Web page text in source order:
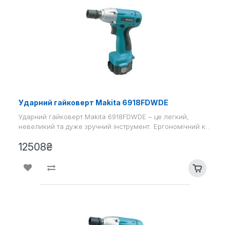
Ударний гайковерт Makita 6918FDWDE
Ударний гайковерт Makita 6918FDWDE – це легкий,
невеликий та дуже зручний інструмент. Ергономічний к..
12508₴